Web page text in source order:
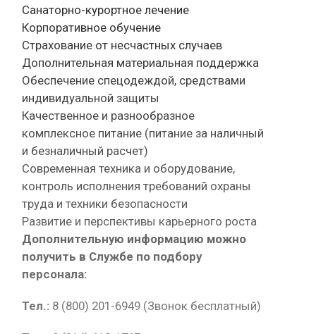
Санаторно-курортное лечение
Корпоративное обучение
Страхование от несчастных случаев
Дополнительная материальная поддержка
Обеспечение спецодеждой, средствами
индивидуальной защиты
Качественное и разнообразное
комплексное питание (питание за наличный
и безналичный расчет)
Современная техника и оборудование,
контроль исполнения требований охраны
труда и техники безопасности
Развитие и перспективы карьерного роста
Дополнительную информацию можно
получить в Службе по подбору
персонала:
Тел.: 8 (800) 201-6949 (Звонок бесплатный)